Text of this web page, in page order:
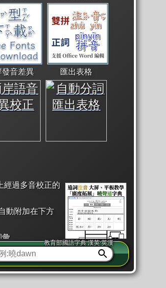
發音差異 匯出表格
經過多音校正的
動附加在下方
。
查詢「同注音」或「同筆畫」。
「連續查詢」此字詞的解釋，不
教育部國語字典·漢英·英漢